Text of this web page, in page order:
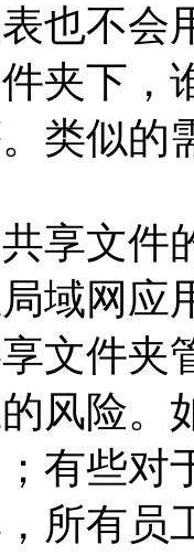
也不会
夹下，
类似的
文件的
域网应
文件夹
风险。
有些对
所有员